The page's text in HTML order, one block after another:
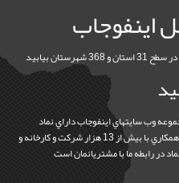
اینفوجاب
وب سايتهاي اينفوجاب داراي نماد
اعتماد الکترونيک از سامانه اي نماد و همچنين همکاري با بيش از 13 هزار شرکت و کارخانه و
در رابطه ما با مشتريانمان است